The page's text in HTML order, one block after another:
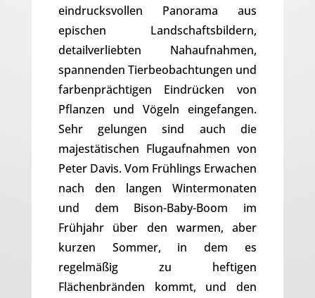
eindrucksvollen Panorama aus
epischen Landschaftsbildern,
detailverliebten Nahaufnahmen,
spannenden Tierbeobachtungen und
farbenprächtigen Eindrücken von
Pflanzen und Vögeln eingefangen.
Sehr gelungen sind auch die
majestätischen Flugaufnahmen von
Peter Davis. Vom Frühlings Erwachen
nach den langen Wintermonaten
und dem Bison-Baby-Boom im
Frühjahr über den warmen, aber
kurzen Sommer, in dem es
regelmäßig zu heftigen
Flächenbränden kommt, und den